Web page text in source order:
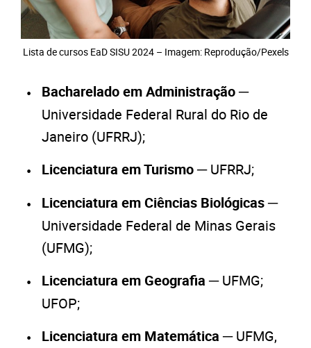
Lista de cursos EaD SISU 2024 – Imagem: Reprodução/Pexels
Bacharelado em Administração─
Universidade Federal Rural do Rio de
Janeiro (UFRRJ);
Licenciatura em Turismo─ UFRRJ;
Licenciatura em Ciências Biológicas─
Universidade Federal de Minas Gerais
(UFMG);
Licenciatura em Geografia─ UFMG;
UFOP;
Licenciatura em Matemática─ UFMG,